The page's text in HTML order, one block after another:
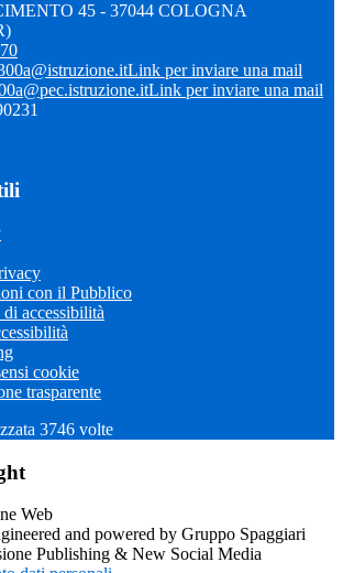
45 - 37044 COLOGNA
Link per inviare una mail
Link per inviare una mail
con il Pubblico
accessibilità
cookie
trasparente
3746 volte
and powered by Gruppo Spaggiari
Publishing & New Social Media